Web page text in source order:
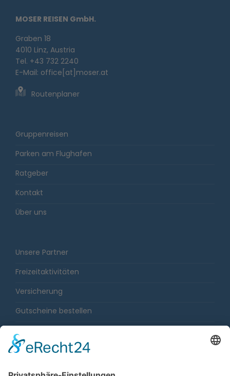
MOSER REISEN GmbH.
Graben 18
4010 Linz, Austria
Tel. +43 732 2240
E-Mail: office[at]moser.at
Routenplaner
Gruppenreisen
Parken am Flughafen
Ratgeber
Kontakt
Über uns
Unsere Partner
Freizeitaktivitäten
Versicherung
Gutscheine bestellen
Impressum